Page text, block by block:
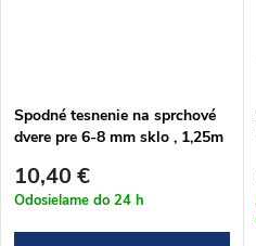
Spodné tesnenie na sprchové
dvere pre 6-8 mm sklo , 1,25m
10,40 €
Odosielame do 24 h